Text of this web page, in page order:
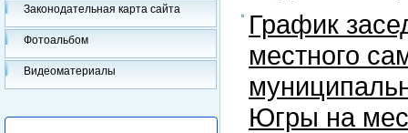
Законодательная карта сайта
Фотоальбом
Видеоматериалы
График
местного
Югры на